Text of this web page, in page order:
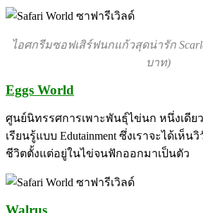
ไอศกรีมซอฟเสิร์ฟนกแก้วสุดน่ารัก
บาท)
Eggs World
ศูนย์นิทรรศการเพาะพันธุ์ไข่นก หนึ่งเดีย
เรียนรู้แบบ Edutainment ซึ่งเราจะได้เห็
ชีวิตตั้งแต่อยู่ในไข่จนฟักออกมาเป็นตัว
Walrus